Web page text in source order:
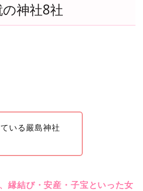
神社8社
いる嚴島神社
縁結び・安産・子宝といった女